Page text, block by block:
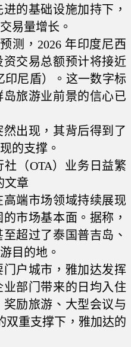
的基础设施加持下，
易量增长。
测，2026 年印度尼西
交易总额预计将接近
印尼盾）。这一数字标
旅游业前景的信心已
出现，其背后得到了
的支撑。
（OTA）业务日益繁
文章
端市场领域持续展现
市场基本面。据称，
超过了泰国普吉岛、
目的地。
户城市，雅加达发挥
部门带来的日均入住
励旅游、大型会议与
双重支撑下，雅加达的